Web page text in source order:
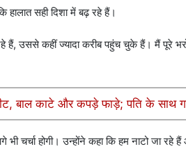
हालात सही दिशा में बढ़ रहे हैं।
हैं, उससे कहीं ज्‍यादा करीब पहुंच चुके हैं। मैं पूरे
बाल काटे और कपड़े फाड़े; पति के साथ
चर्चा होगी। उन्होंने कहा क‍ि हम नाटो जा